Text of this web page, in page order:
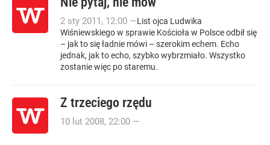
2 sty 2011, 12:00 —List ojca Ludwika
Wiśniewskiego w sprawie Kościoła w Polsce odbił się
– jak to się ładnie mówi – szerokim echem. Echo
jednak, jak to echo, szybko wybrzmiało. Wszystko
zostanie więc po staremu.
Z trzeciego rzędu
10 lut 2008, 22:00 —